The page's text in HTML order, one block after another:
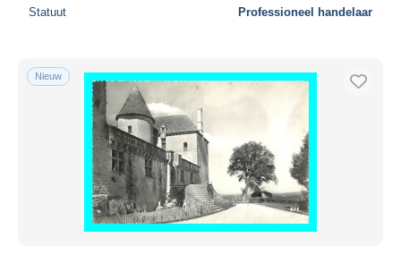
Statuut Professioneel handelaar
Nieuw